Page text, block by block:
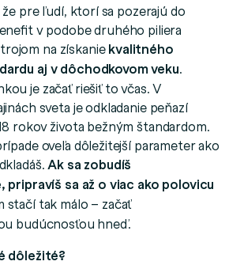
že pre ľudí, ktorí sa pozerajú do
v podobe druhého piliera
na získaniekvalitného
aj v dôchodkovom veku.
je začať riešiť to včas. V
sveta je odkladanie peňazí
rokov života bežným štandardom.
oveľa dôležitejší parameter ako
Ak sa zobudíš
sa až o viac ako polovicu
stačí tak málo – začať
budúcnosťou hneď.
dôležité?